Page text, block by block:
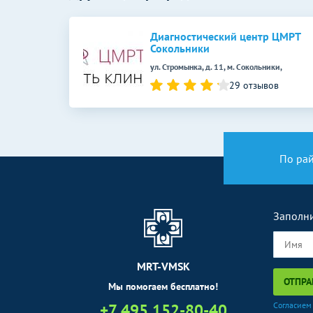
УЗИ при многоплодной беременности 1
триместр
УЗИ при многоплодной беременности
(скрининг)
(дуплексное)
УЗДГ вен верхних конечностей
УЗДГ органов
УЗДГ маточно-плацентарного кровотока
Эндоскопические методы
Диагностический центр ЦМРТ
Сокольники
ул. Стромынка, д. 11, м. Сокольники,
29 отзывов
По
MRT-VMSK
Мы помогаем бесплатно!